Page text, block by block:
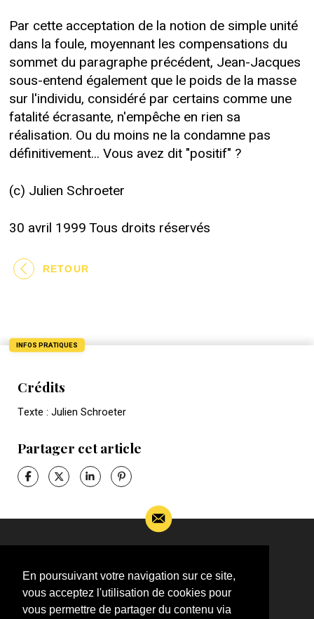
En poursuivant votre navigation sur ce site,
vous acceptez l'utilisation de cookies pour
vous permettre de partager du contenu via
Par cette acceptation de la notion de simple unité
dans la foule, moyennant les compensations du
sommet du paragraphe précédent, Jean-Jacques
sous-entend également que le poids de la masse
sur l'individu, considéré par certains comme une
fatalité écrasante, n'empêche en rien sa
réalisation. Ou du moins ne la condamne pas
définitivement... Vous avez dit "positif" ?
(c) Julien Schroeter
30 avril 1999 Tous droits réservés
RETOUR
INFOS PRATIQUES
Crédits
Texte : Julien Schroeter
Partager cet article
complémentaires sur l’actualité de Jean-Jacques
Goldman,
ÉCRIVEZ-MOI !